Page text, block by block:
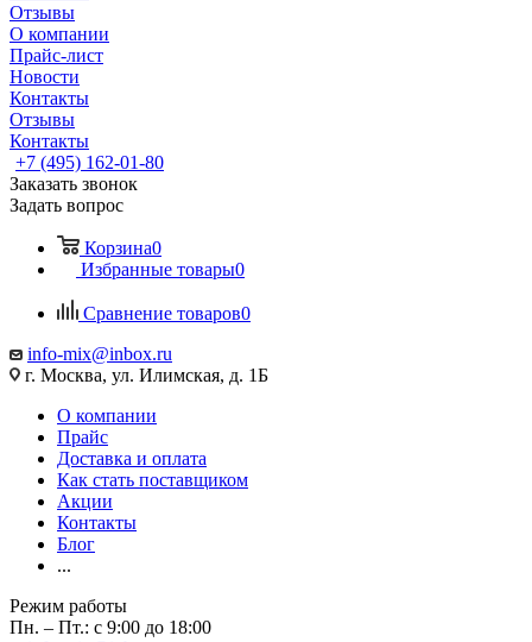
Отзывы
О компании
Прайс-лист
Новости
Контакты
Отзывы
Контакты
+7 (495) 162-01-80
Заказать звонок
Задать вопрос
Корзина0
Избранные товары0
Сравнение товаров0
info-mix@inbox.ru
г. Москва, ул. Илимская, д. 1Б
О компании
Прайс
Доставка и оплата
Как стать поставщиком
Акции
Контакты
Блог
...
Режим работы
Пн. – Пт.: с 9:00 до 18:00